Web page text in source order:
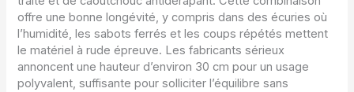
offre une bonne longévité, y compris dans des écuries où
l’humidité, les sabots ferrés et les coups répétés mettent
le matériel à rude épreuve. Les fabricants sérieux
annoncent une hauteur d’environ 30 cm pour un usage
polyvalent, suffisante pour solliciter l’équilibre sans